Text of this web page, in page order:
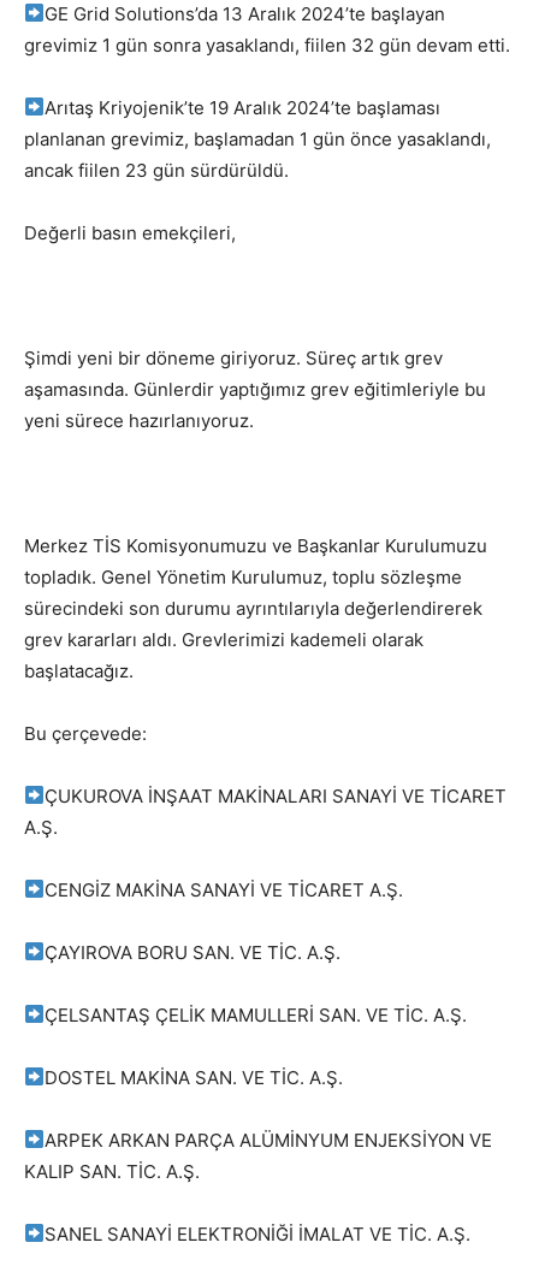
GE Grid Solutions’da 13 Aralık 2024’te başlayan
grevimiz 1 gün sonra yasaklandı, fiilen 32 gün devam etti.
Arıtaş Kriyojenik’te 19 Aralık 2024’te başlaması
planlanan grevimiz, başlamadan 1 gün önce yasaklandı,
ancak fiilen 23 gün sürdürüldü.
Değerli basın emekçileri,
Şimdi yeni bir döneme giriyoruz. Süreç artık grev
aşamasında. Günlerdir yaptığımız grev eğitimleriyle bu
yeni sürece hazırlanıyoruz.
Merkez TİS Komisyonumuzu ve Başkanlar Kurulumuzu
topladık. Genel Yönetim Kurulumuz, toplu sözleşme
sürecindeki son durumu ayrıntılarıyla değerlendirerek
grev kararları aldı. Grevlerimizi kademeli olarak
başlatacağız.
Bu çerçevede:
ÇUKUROVA İNŞAAT MAKİNALARI SANAYİ VE TİCARET
A.Ş.
CENGİZ MAKİNA SANAYİ VE TİCARET A.Ş.
ÇAYIROVA BORU SAN. VE TİC. A.Ş.
ÇELSANTAŞ ÇELİK MAMULLERİ SAN. VE TİC. A.Ş.
DOSTEL MAKİNA SAN. VE TİC. A.Ş.
ARPEK ARKAN PARÇA ALÜMİNYUM ENJEKSİYON VE
KALIP SAN. TİC. A.Ş.
SANEL SANAYİ ELEKTRONİĞİ İMALAT VE TİC. A.Ş.